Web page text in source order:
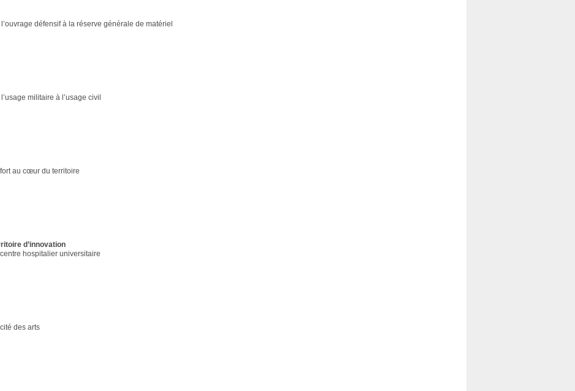
l’ouvrage défensif à la réserve générale de matériel
l’usage militaire à l’usage civil
au cœur du territoire
d’innovation
hospitalier universitaire
des arts